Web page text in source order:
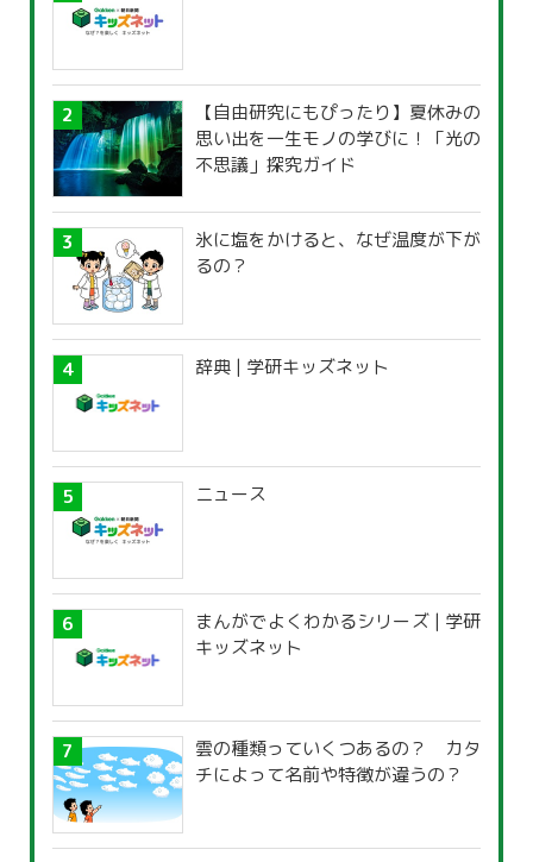
【自由研究にもぴったり】夏休みの
思い出を一生モノの学びに！「光の
不思議」探究ガイド
氷に塩をかけると、なぜ温度が下が
るの？
辞典 | 学研キッズネット
ニュース
まんがでよくわかるシリーズ | 学研
キッズネット
雲の種類っていくつあるの？ カタ
チによって名前や特徴が違うの？